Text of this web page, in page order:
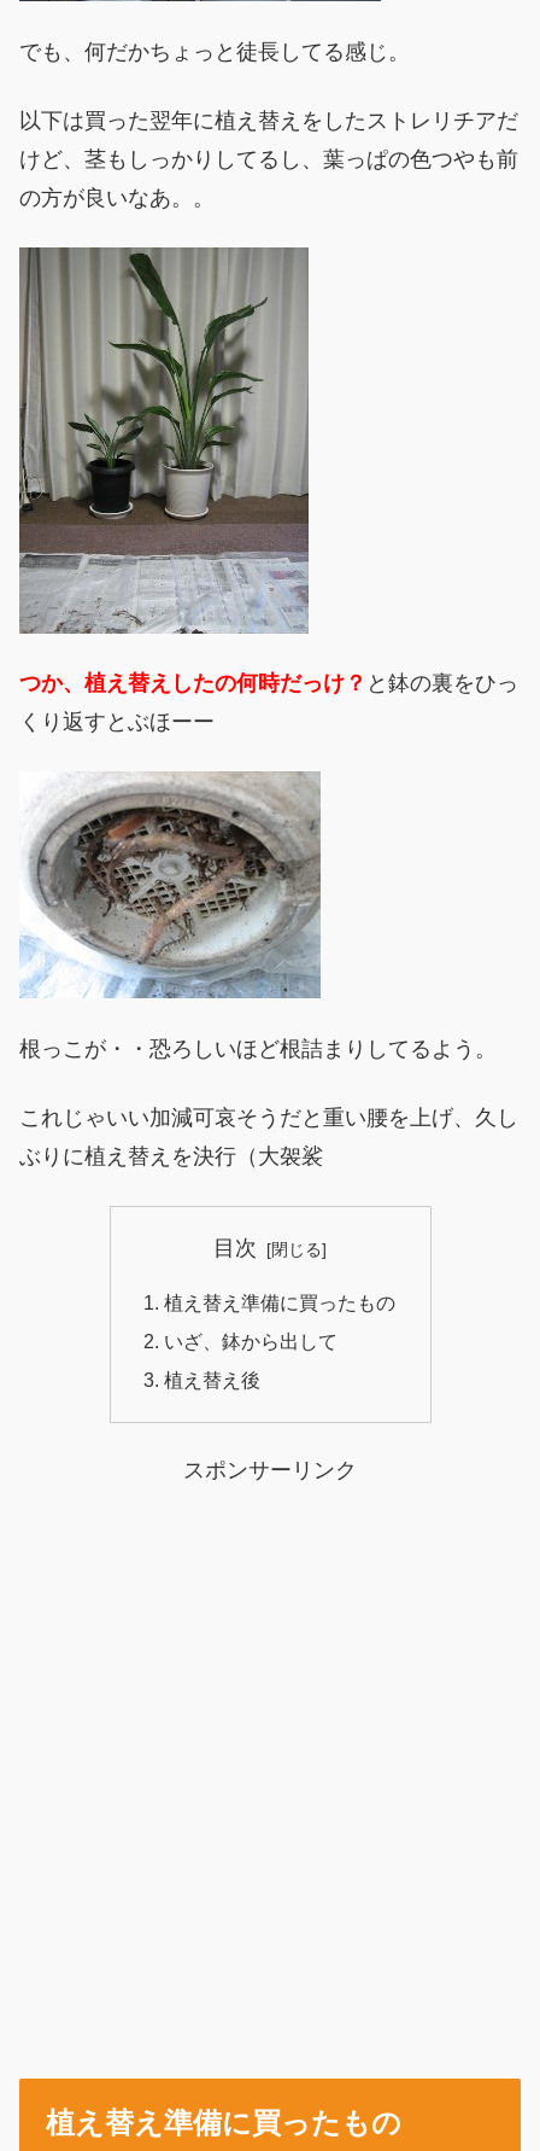
でも、何だかちょっと徒長してる感じ。
以下は買った翌年に植え替えをしたストレリチアだ
けど、茎もしっかりしてるし、葉っぱの色つやも前
の方が良いなあ。。
つか、植え替えしたの何時だっけ？ と鉢の裏をひっ
くり返すとぶほーー
根っこが・・恐ろしいほど根詰まりしてるよう。
これじゃいい加減可哀そうだと重い腰を上げ、久し
ぶりに植え替えを決行（大袈裟
目次
植え替え準備に買ったもの
いざ、鉢から出して
植え替え後
スポンサーリンク
植え替え準備に買ったもの